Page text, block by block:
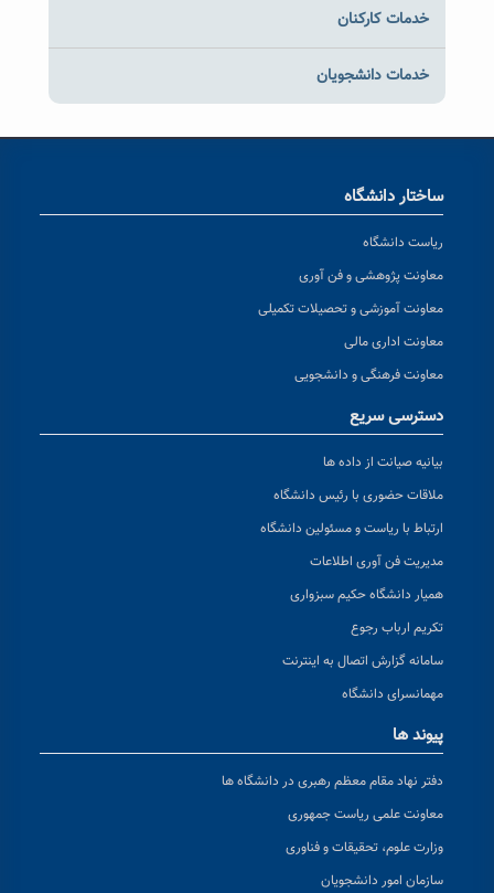
خدمات کارکنان
خدمات دانشجویان
ساختار دانشگاه
ریاست دانشگاه
معاونت پژوهشی و فن آوری
معاونت آموزشی و تحصیلات تکمیلی
معاونت اداری مالی
معاونت فرهنگی و دانشجویی
دسترسی سریع
بیانیه صیانت از داده ها
ملاقات حضوری با رئیس دانشگاه
ارتباط با ریاست و مسئولین دانشگاه
مدیریت فن آوری اطلاعات
همیار دانشگاه حکیم سبزواری
تکریم ارباب رجوع
سامانه گزارش اتصال به اینترنت
مهمانسرای دانشگاه
پیوند ها
دفتر نهاد مقام معظم رهبری در دانشگاه ها
معاونت علمی ریاست جمهوری
وزارت علوم، تحقیقات و فناوری
سازمان امور دانشجویان